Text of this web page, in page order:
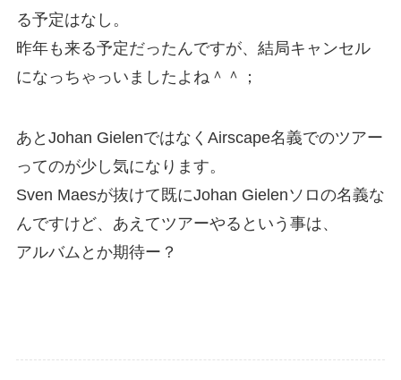
る予定はなし。
昨年も来る予定だったんですが、結局キャンセル
になっちゃっいましたよね＾＾；
あとJohan GielenではなくAirscape名義でのツアー
ってのが少し気になります。
Sven Maesが抜けて既にJohan Gielenソロの名義な
んですけど、あえてツアーやるという事は、
アルバムとか期待ー？